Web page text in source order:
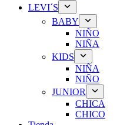
LEVI´S
BABY
NIÑO
NIÑA
KIDS
NIÑA
NIÑO
JUNIOR
CHICA
CHICO